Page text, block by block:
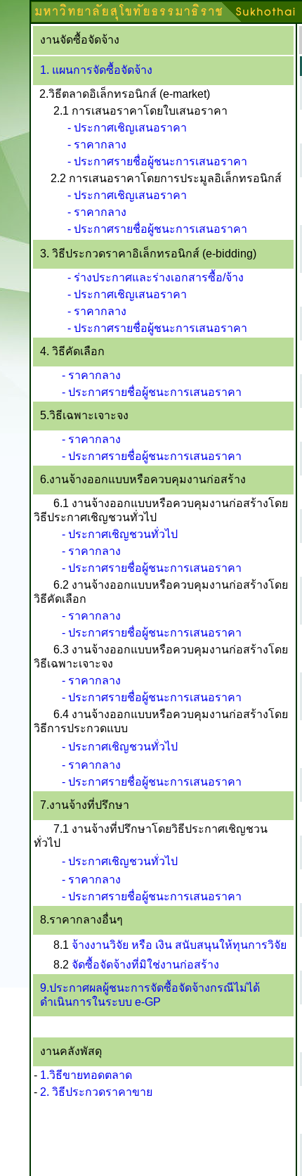
งานจัดซื้อจัดจ้าง
1. แผนการจัดซื้อจัดจ้าง
2.วิธีตลาดอิเล็กทรอนิกส์ (e-market)
2.1 การเสนอราคาโดยใบเสนอราคา
- ประกาศเชิญเสนอราคา
- ราคากลาง
- ประกาศรายชื่อผู้ชนะการเสนอราคา
2.2 การเสนอราคาโดยการประมูลอิเล็กทรอนิกส์
- ประกาศเชิญเสนอราคา
- ราคากลาง
- ประกาศรายชื่อผู้ชนะการเสนอราคา
3. วิธีประกวดราคาอิเล็กทรอนิกส์ (e-bidding)
- ร่างประกาศและร่างเอกสารซื้อ/จ้าง
- ประกาศเชิญเสนอราคา
- ราคากลาง
- ประกาศรายชื่อผู้ชนะการเสนอราคา
4. วิธีคัดเลือก
- ราคากลาง
- ประกาศรายชื่อผู้ชนะการเสนอราคา
5.วิธีเฉพาะเจาะจง
- ราคากลาง
- ประกาศรายชื่อผู้ชนะการเสนอราคา
6.งานจ้างออกแบบหรือควบคุมงานก่อสร้าง
6.1 งานจ้างออกแบบหรือควบคุมงานก่อสร้างโดย
วิธีประกาศเชิญชวนทั่วไป
- ประกาศเชิญชวนทั่วไป
- ราคากลาง
- ประกาศรายชื่อผู้ชนะการเสนอราคา
6.2 งานจ้างออกแบบหรือควบคุมงานก่อสร้างโดย
วิธีคัดเลือก
- ราคากลาง
- ประกาศรายชื่อผู้ชนะการเสนอราคา
6.3 งานจ้างออกแบบหรือควบคุมงานก่อสร้างโดย
วิธีเฉพาะเจาะจง
- ราคากลาง
- ประกาศรายชื่อผู้ชนะการเสนอราคา
6.4 งานจ้างออกแบบหรือควบคุมงานก่อสร้างโดย
วิธีการประกวดแบบ
- ประกาศเชิญชวนทั่วไป
- ราคากลาง
- ประกาศรายชื่อผู้ชนะการเสนอราคา
7.งานจ้างที่ปรึกษา
7.1 งานจ้างที่ปรึกษาโดยวิธีประกาศเชิญชวน
ทั่วไป
- ประกาศเชิญชวนทั่วไป
- ราคากลาง
- ประกาศรายชื่อผู้ชนะการเสนอราคา
8.ราคากลางอื่นๆ
8.1 จ้างงานวิจัย หรือ เงิน สนับสนุนให้ทุนการวิจัย
8.2 จัดซื้อจัดจ้างที่มิใช่งานก่อสร้าง
9.ประกาศผลผู้ชนะการจัดซื้อจัดจ้างกรณีไม่ได้
ดำเนินการในระบบ e-GP
งานคลังพัสดุ
- 1.วิธีขายทอดตลาด
- 2. วิธีประกวดราคาขาย